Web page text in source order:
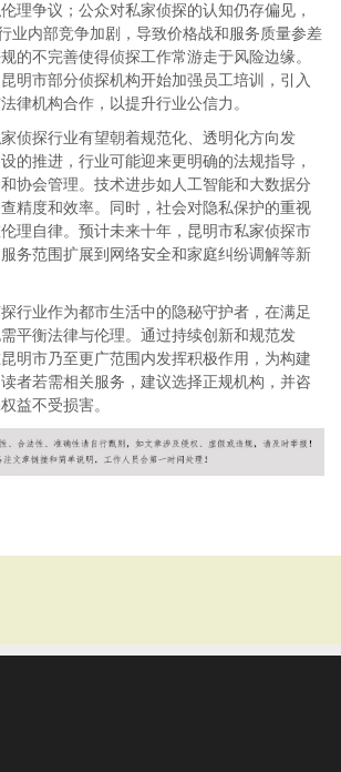
理争议；公众对私家侦探的认知仍存偏见，
业内部竞争加剧，导致价格战和服务质量参差
的不完善使得侦探工作常游走于风险边缘。
明市部分侦探机构开始加强员工培训，引入
律机构合作，以提升行业公信力。
侦探行业有望朝着规范化、透明化方向发
的推进，行业可能迎来更明确的法规指导，
协会管理。技术进步如人工智能和大数据分
精度和效率。同时，社会对隐私保护的重视
理自律。预计未来十年，昆明市私家侦探市
务范围扩展到网络安全和家庭纠纷调解等新
行业作为都市生活中的隐秘守护者，在满足
平衡法律与伦理。通过持续创新和规范发
明市乃至更广范围内发挥积极作用，为构建
者若需相关服务，建议选择正规机构，并咨
益不受损害。